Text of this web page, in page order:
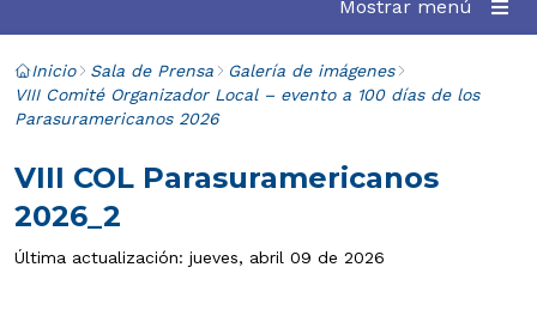
Mostrar menú
Inicio Sala de Prensa
Galería de imágenes
VIII Comité Organizador Local – evento a 100 días de los
Parasuramericanos 2026
VIII COL Parasuramericanos
2026_2
Última actualización: jueves, abril 09 de 2026